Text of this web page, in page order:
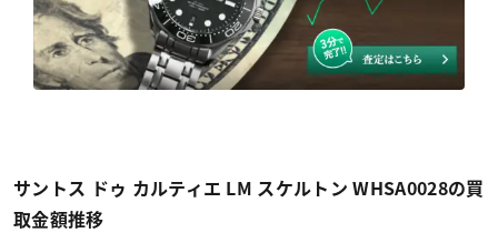
サントス ドゥ カルティエ LM スケルトン WHSA0028の買
取金額推移